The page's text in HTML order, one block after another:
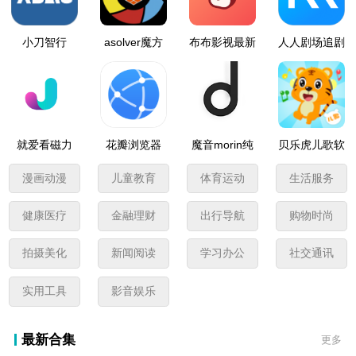
小刀智行
asolver魔方
布布影视最新
版本
人人剧场追剧
就爱看磁力
app安卓版
花瓣浏览器
app安卓版
魔音morin纯
净版
贝乐虎儿歌软
件
漫画动漫
儿童教育 体育运动 生活服务
健康医疗 金融理财 出行导航 购物时尚
拍摄美化 新闻阅读 学习办公 社交通讯
实用工具 影音娱乐
最新合集 更多